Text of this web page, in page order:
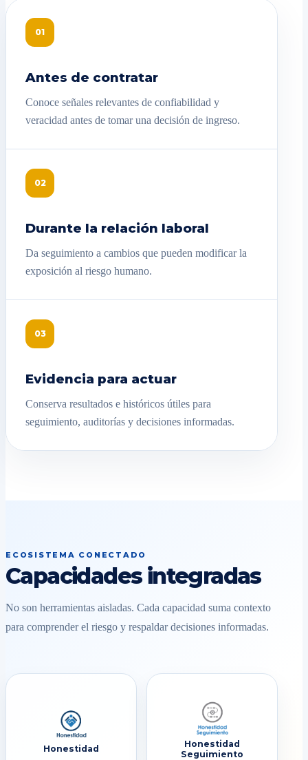
01
Antes de contratar
Conoce señales relevantes de confiabilidad y
veracidad antes de tomar una decisión de ingreso.
02
Durante la relación laboral
Da seguimiento a cambios que pueden modificar la
exposición al riesgo humano.
03
Evidencia para actuar
Conserva resultados e históricos útiles para
seguimiento, auditorías y decisiones informadas.
ECOSISTEMA CONECTADO
Capacidades integradas
No son herramientas aisladas. Cada capacidad suma contexto
para comprender el riesgo y respaldar decisiones informadas.
Honestidad
Honestidad
Seguimiento